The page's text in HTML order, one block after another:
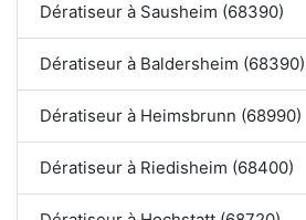
Dératiseur à Sausheim (68390)
Dératiseur à Baldersheim (68390)
Dératiseur à Heimsbrunn (68990)
Dératiseur à Riedisheim (68400)